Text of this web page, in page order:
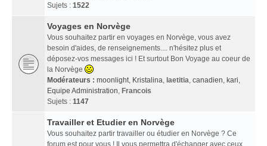
Sujets : 1522
Voyages en Norvège
Vous souhaitez partir en voyages en Norvège, vous avez
besoin d'aides, de renseignements.... n'hésitez plus et
déposez-vos messages ici ! Et surtout Bon Voyage au coeur de
la Norvège
Modérateurs : moonlight, Kristalina, laetitia, canadien, kari,
Equipe Administration, Francois
Sujets : 1147
Travailler et Etudier en Norvège
Vous souhaitez partir travailler ou étudier en Norvège ? Ce
forum est pour vous ! Il vous permettra d'échanger avec ceux